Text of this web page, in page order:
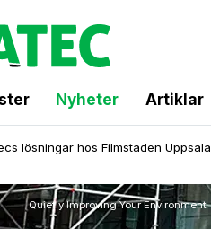
Nyheter Artiklar
lösningar hos Filmstaden Uppsala
Quietly Improving Your Environment